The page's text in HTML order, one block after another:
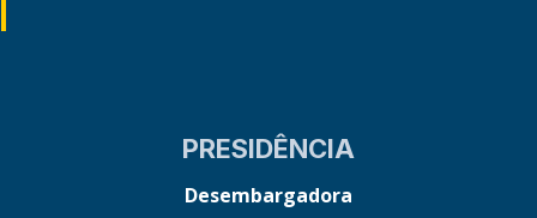
PRESIDÊNCIA
Desembargadora